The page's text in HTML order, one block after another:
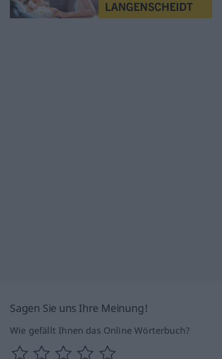
Sagen Sie uns Ihre Meinung!
Wie gefällt Ihnen das Online Wörterbuch?